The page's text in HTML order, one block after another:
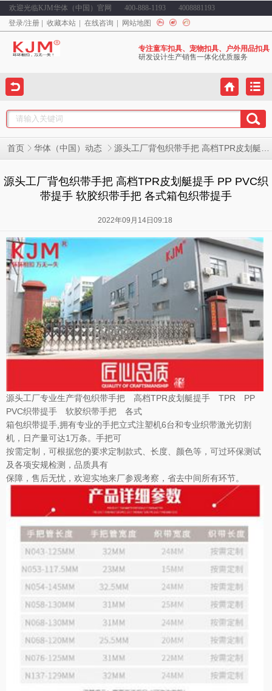
欢迎光临KJM华体（中国）官网 400-888-1193
4008881193
登录/注册 收藏本站 在线咨询 网站地图
专注童车扣具、宠物扣具、户外用品扣具
研发设计生产销售一体化优质服务
首页 华体（中国）动态 源头工厂背包织带手把 高档TPR皮划艇提手 PP PVC织带提手 软胶织带手把 各式箱包织带提手
源头工厂背包织带手把 高档TPR皮划艇提手 PP PVC织
带提手 软胶织带手把 各式箱包织带提手
2022年09月14日09:18
源头工厂专业生产背包织带手把 高档TPR皮划艇提手 TPR PP
PVC织带提手 软胶织带手把 各式
箱包织带提手,拥有专业的手把立式注塑机6台和专业织带激光切割
机，日产量可达1万条。手把可
按需定制，可根据您的要求定制款式、长度、颜色等，可过环保测试
及各项安规检测，品质具有
保障，售后无忧，欢迎实地来厂参观考察，省去中间所有环节。